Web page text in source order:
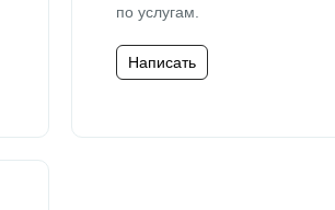
по услугам.
Написать